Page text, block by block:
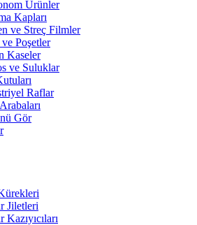
Ürünler
Kapları
ve Streç Filmler
Poşetler
Kaseler
ve Suluklar
Raflar
Gör
Jiletleri
Kazıyıcıları